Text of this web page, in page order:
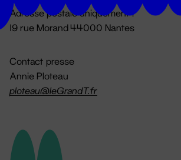
Adresse postale uniquement :
19 rue Morand 44000 Nantes
Contact presse
Annie Ploteau
ploteau@leGrandT.fr